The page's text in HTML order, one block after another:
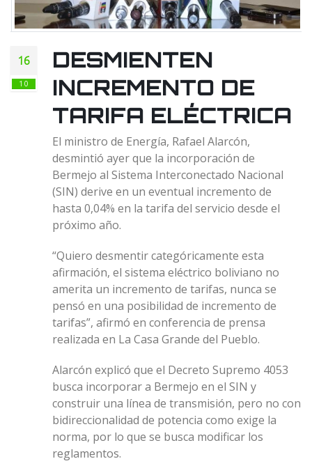
16
10
DESMIENTEN
INCREMENTO DE
TARIFA ELÉCTRICA
El ministro de Energía, Rafael Alarcón,
desmintió ayer que la incorporación de
Bermejo al Sistema Interconectado Nacional
(SIN) derive en un eventual incremento de
hasta 0,04% en la tarifa del servicio desde el
próximo año.
“Quiero desmentir categóricamente esta
afirmación, el sistema eléctrico boliviano no
amerita un incremento de tarifas, nunca se
pensó en una posibilidad de incremento de
tarifas”, afirmó en conferencia de prensa
realizada en La Casa Grande del Pueblo.
Alarcón explicó que el Decreto Supremo 4053
busca incorporar a Bermejo en el SIN y
construir una línea de transmisión, pero no con
bidireccionalidad de potencia como exige la
norma, por lo que se busca modificar los
reglamentos.